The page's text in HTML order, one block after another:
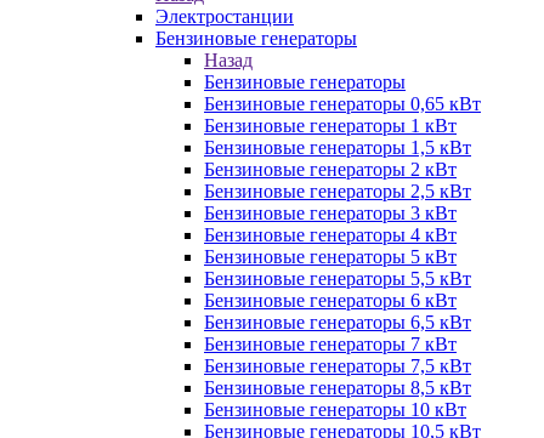
Электростанции
Бензиновые генераторы
Назад
Бензиновые генераторы
Бензиновые генераторы 0,65 кВт
Бензиновые генераторы 1 кВт
Бензиновые генераторы 1,5 кВт
Бензиновые генераторы 2 кВт
Бензиновые генераторы 2,5 кВт
Бензиновые генераторы 3 кВт
Бензиновые генераторы 4 кВт
Бензиновые генераторы 5 кВт
Бензиновые генераторы 5,5 кВт
Бензиновые генераторы 6 кВт
Бензиновые генераторы 6,5 кВт
Бензиновые генераторы 7 кВт
Бензиновые генераторы 7,5 кВт
Бензиновые генераторы 8,5 кВт
Бензиновые генераторы 10 кВт
Бензиновые генераторы 10,5 кВт